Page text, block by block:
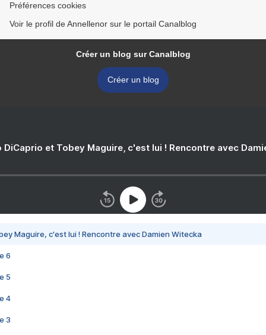
Préférences cookies
Voir le profil de Annellenor sur le portail Canalblog
Créer un blog sur Canalblog
Créer un blog
DiCaprio et Tobey Maguire, c'est lui ! Rencontre avec
Maguire, c'est lui ! Rencontre avec Damien Witecka
6
5
4
3